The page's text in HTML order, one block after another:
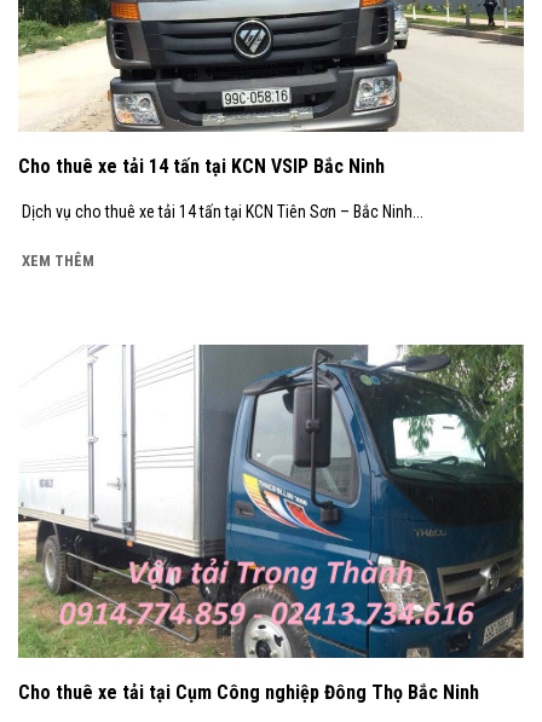
Cho thuê xe tải 14 tấn tại KCN VSIP Bắc Ninh
Dịch vụ cho thuê xe tải 14 tấn tại KCN Tiên Sơn – Bắc Ninh...
XEM THÊM
Cho thuê xe tải tại Cụm Công nghiệp Đông Thọ Bắc Ninh